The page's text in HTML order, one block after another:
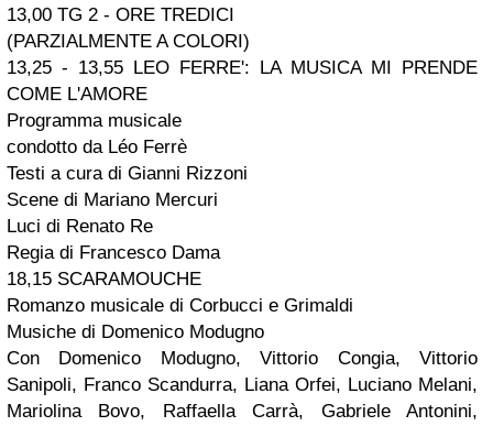
13,00 TG 2 - ORE TREDICI
(PARZIALMENTE A COLORI)
13,25 - 13,55 LEO FERRE': LA MUSICA MI PRENDE
COME L'AMORE
Programma musicale
condotto da Léo Ferrè
Testi a cura di Gianni Rizzoni
Scene di Mariano Mercuri
Luci di Renato Re
Regia di Francesco Dama
18,15 SCARAMOUCHE
Romanzo musicale di Corbucci e Grimaldi
Musiche di Domenico Modugno
Con Domenico Modugno, Vittorio Congia, Vittorio
Sanipoli, Franco Scandurra, Liana Orfei, Luciano Melani,
Mariolina Bovo, Raffaella Carrà, Gabriele Antonini,